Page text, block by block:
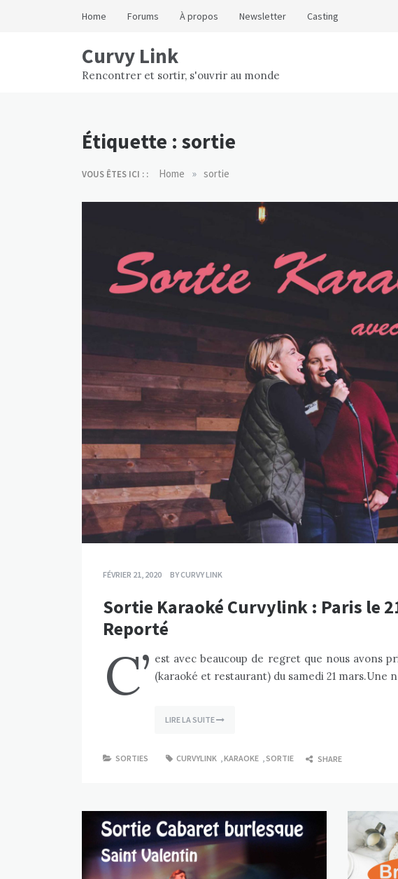
Home Forums À propos Newsletter Casting
Curvy Link
Rencontrer et sortir, s'ouvrir au monde
Étiquette : sortie
VOUS ÊTES ICI : : Home » sortie
FÉVRIER 21, 2020 BYCURVY LINK
Sortie Karaoké Curvylink : Paris le
Reporté
C’ est avec beaucoup de regret que nous avons
(karaoké et restaurant) du samedi 21 mars.Une
LIRE LA SUITE
SORTIES CURVYLINK KARAOKE SORTIE SHARE